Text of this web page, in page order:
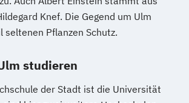
Knef. Die Gegend um Ulm
seltenen Pflanzen Schutz.
studieren
der Stadt ist die Universität